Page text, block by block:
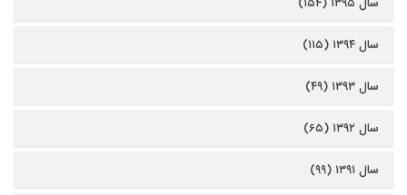
سال ۱۳۹۴ (۱۱۵)
سال ۱۳۹۳ (۴۹)
سال ۱۳۹۲ (۶۵)
سال ۱۳۹۱ (۹۹)